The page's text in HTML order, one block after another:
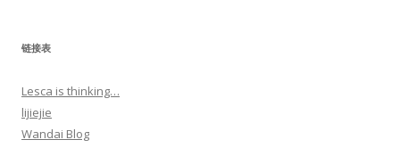
链接表
Lesca is thinking…
lijiejie
Wandai Blog